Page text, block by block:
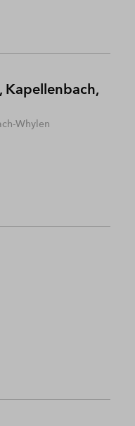
Kapellenbach,
Whylen